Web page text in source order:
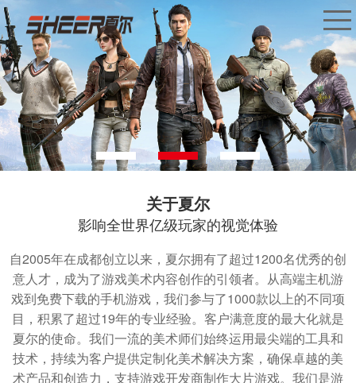
关于夏尔
影响全世界亿级玩家的视觉体验
自2005年在成都创立以来，夏尔拥有了超过1200名优秀的创
意人才，成为了游戏美术内容创作的引领者。从高端主机游
戏到免费下载的手机游戏，我们参与了1000款以上的不同项
目，积累了超过19年的专业经验。客户满意度的最大化就是
夏尔的使命。我们一流的美术师们始终运用最尖端的工具和
技术，持续为客户提供定制化美术解决方案，确保卓越的美
术产品和创造力，支持游戏开发商制作大片游戏。我们是游